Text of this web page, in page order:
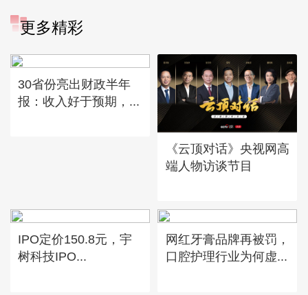
更多精彩
30省份亮出财政半年
报：收入好于预期，...
《云顶对话》央视网高
端人物访谈节目
IPO定价150.8元，宇
树科技IPO...
网红牙膏品牌再被罚，
口腔护理行业为何虚...